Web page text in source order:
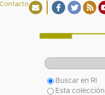
Contacto
Buscar en RI
Esta colección